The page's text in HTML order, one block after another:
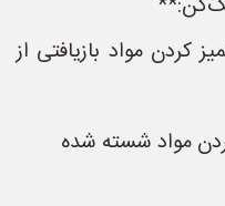
مواد بازیافتی از
مواد شسته شده